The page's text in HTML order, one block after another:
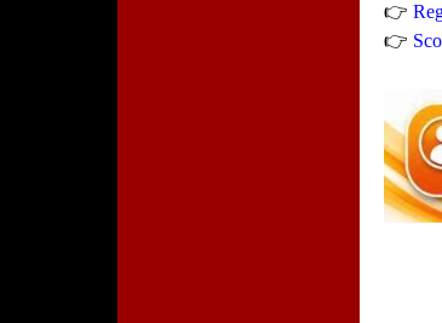
👉
👉